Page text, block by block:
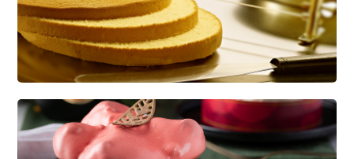
CREDI KAPSEL
Dé basis voor diverse soorten gebak